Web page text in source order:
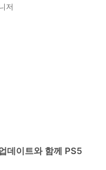
저
데이트와 함께 PS5